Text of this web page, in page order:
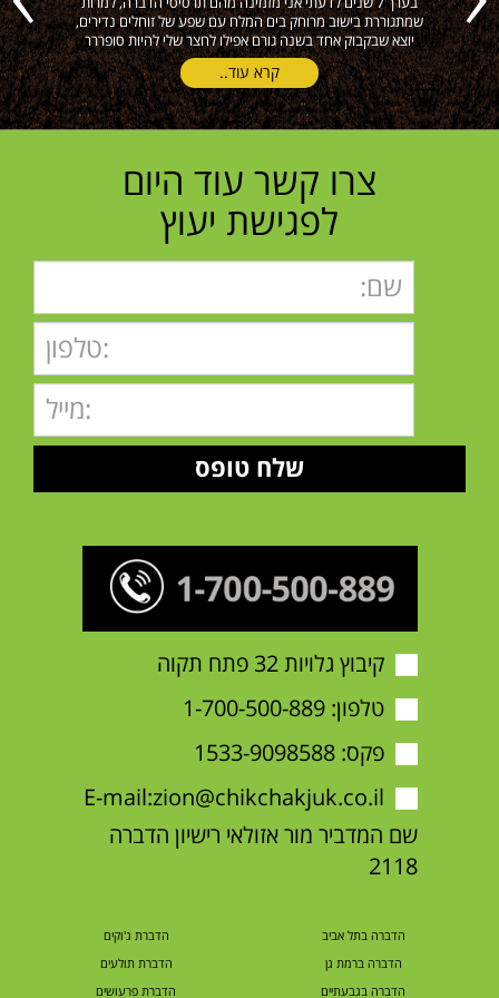
בערך 7 שנים לדעתי אני מזמינה מהם תרסיסי הדברה, למרות
שמתגוררת בישוב מרוחק בים המלח עם שפע של זוחלים נדירים,
יוצא שבקבוק אחד בשנה גורם אפילו לחצר שלי להיות סופררר
קרא עוד..
צרו קשר עוד היום
לפגישת יעוץ
קיבוץ גלויות 32 פתח תקוה
טלפון:1-700-500-889
פקס: 1533-9098588
E-mail:zion@chikchakjuk.co.il
שם המדביר מור אזולאי רישיון הדברה
2118
הדברה בתל אביב
הדברה ברמת גן
הדברה בגבעתיים
הדברת ג'וקים
הדברת תולעים
הדברת פרעושים